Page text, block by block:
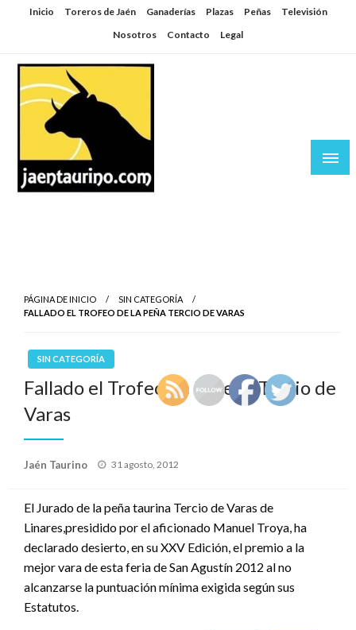
SaltarInicio Toreros de Jaén Ganaderías Plazas Peñas
Televisión
Nosotros
Contacto Legal
PÁGINA DE INICIO
SIN CATEGORÍA
FALLADO EL TROFEO DE LA PEÑA TERCIO DE VARAS
SIN CATEGORÍA
Fallado el Trofeo de la Peña Tercio de
Varas
Jaén Taurino
Publicado
31 agosto, 2012
El Jurado de la peña taurina Tercio de Varas de
Linares,presidido por el aficionado Manuel Troya, ha
declarado desierto, en su XXV Edición, el premio a la
mejor vara de esta feria de San Agustín 2012 al no
alcanzarse la puntuación mínima exigida según sus
Estatutos.